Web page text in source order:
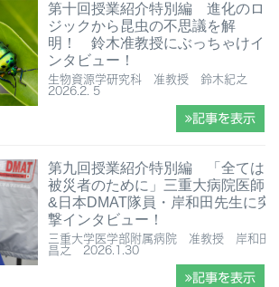
第十回授業紹介特別編 進化のロ
ジックから昆虫の不思議を解
明！ 鈴木准教授にぶっちゃけイ
ンタビュー！
生物資源学研究科 准教授 鈴木紀之
2026.2. 5
記事を表示
第九回授業紹介特別編 「全ては
被災者のために」三重大病院医師
&日本DMAT隊員・岸和田先生に突
撃インタビュー！
三重大学医学部附属病院 准教授 岸和田
昌之 2026.1.30
記事を表示